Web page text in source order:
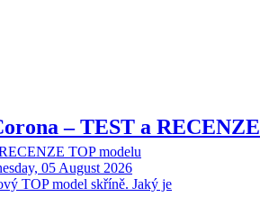
– TEST a RECENZE
TOP modelu
05 August 2026
TOP model skříně. Jaký je